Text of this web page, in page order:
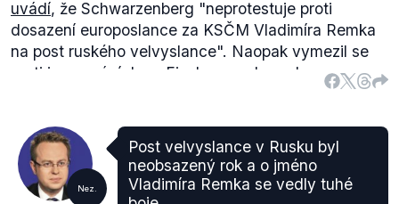
uvádí, že Schwarzenberg "neprotestuje proti
dosazení europoslance za KSČM Vladimíra Remka
na post ruského velvyslance". Naopak vymezil se
proti jmenování Jana Fischera ambasadorem.
Neshody ohledně jmenování balíku velvyslanců
sicetvrdil, že jde o kompetenční spor a že má pro
post v Moskvě lepšího kandidáta, již předtím ale
například v rozhovoru pro Právo z 6. dubna 2013
Nez.
Post velvyslance v Rusku byl
neobsazený rok a o jméno
Vladimíra Remka se vedly tuhé